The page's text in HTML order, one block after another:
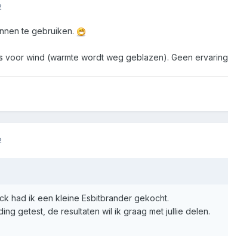
te gebruiken.
voor wind (warmte wordt weg geblazen). Geen
had ik een kleine Esbitbrander gekocht.
getest, de resultaten wil ik graag met jullie delen.